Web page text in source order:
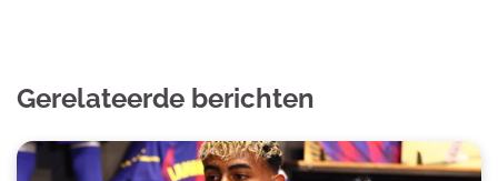
Gerelateerde berichten